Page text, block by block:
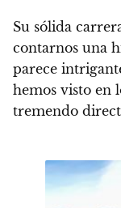
Su sólida
contarnos una
parece
hemos visto en
tremendo